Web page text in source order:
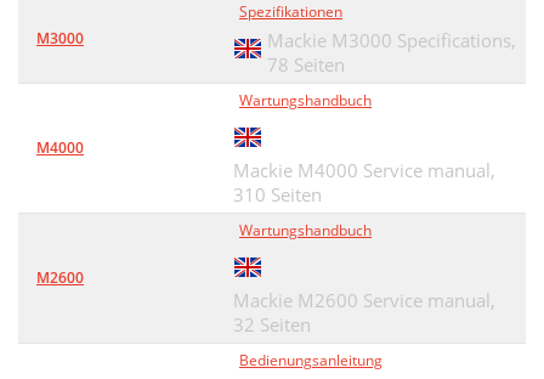
M3000
Spezifikationen
Mackie M3000 Specifications,
78 Seiten
M4000
Wartungshandbuch
Mackie M4000 Service manual,
310 Seiten
M2600
Wartungshandbuch
Mackie M2600 Service manual,
32 Seiten
Bedienungsanleitung